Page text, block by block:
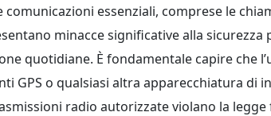
essenziali, comprese le
minacce significative alla sicurezza
quotidiane. È fondamentale capire che
GPS o qualsiasi altra apparecchiatura di
radio autorizzate violano la legge